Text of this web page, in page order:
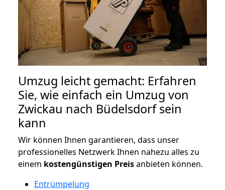
Umzug leicht gemacht: Erfahren
Sie, wie einfach ein Umzug von
Zwickau nach Büdelsdorf sein
kann
Wir können Ihnen garantieren, dass unser
professionelles Netzwerk Ihnen nahezu alles zu
einem kostengünstigen Preisanbieten können.
Entrümpelung